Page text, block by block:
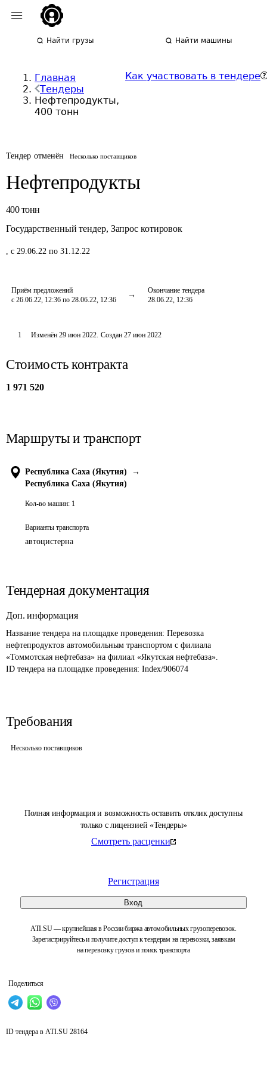
Найти грузы Найти машины
Главная
Тендеры
Нефтепродукты,
400 тонн
Как участвовать в тендере
Тендер отменён Несколько поставщиков
Нефтепродукты
400 тонн
Государственный тендер, Запрос котировок
, с 29.06.22 по 31.12.22
Приём предложений
с 26.06.22, 12:36 по 28.06.22, 12:36
Окончание тендера
28.06.22, 12:36
Полная информация и возможность оставить отклик доступны
только с лицензией «Тендеры»
Смотреть расценки
Регистрация
Вход
ATI.SU — крупнейшая в России биржа автомобильных грузоперевозок.
Зарегистрируйтесь и получите доступ к тендерам на перевозки, заявкам
на перевозку грузов и поиск транспорта
Поделиться
1 Изменён 29 июн 2022. Создан 27 июн 2022
Стоимость контракта
1 971 520
Маршруты и транспорт
Республика Саха (Якутия)
→
Республика Саха (Якутия)
Кол-во машин: 1
Варианты транспорта
автоцистерна
Тендерная документация
Доп. информация
Название тендера на площадке проведения: Перевозка
нефтепродуктов автомобильным транспортом с филиала
«Томмотская нефтебаза» на филиал «Якутская нефтебаза».
ID тендера на площадке проведения: Index/906074
Требования
Несколько поставщиков
ID тендера в ATI.SU 28164